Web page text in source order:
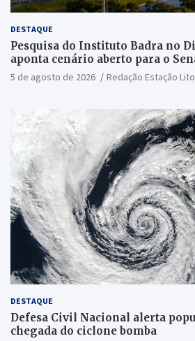
DESTAQUE
Pesquisa do Instituto Badra no
aponta cenário aberto para o
5 de agosto de 2026 Redação Estação
DESTAQUE
Defesa Civil Nacional alerta
chegada do ciclone bomba